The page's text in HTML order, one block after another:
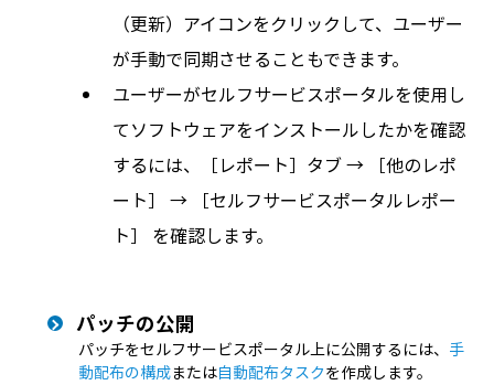
（更新）アイコンをクリックして、ユーザー
が手動で同期させることもできます。
ユーザーがセルフサービスポータルを使用し
てソフトウェアをインストールしたかを確認
するには、［レポート］タブ → ［他のレポ
ート］ → ［セルフサービスポータルレポー
ト］ を確認します。
パッチの公開
パッチをセルフサービスポータル上に公開するには、 手
動配布の構成または自動配布タスクを作成します。